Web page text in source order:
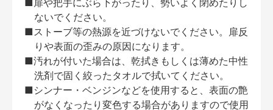
■扉や把手にぶら下がったり、勢いよく閉めたりし
ないでください。
■ストーブ等の熱源を近づけないでください。扉反
りや表面の歪みの原因になります。
■汚れが付いた場合は、乾拭きもしくは薄めた中性
洗剤で固く絞ったタオルで拭いてください。
■シンナー・ベンジンなどを使用すると、表面の艶
がなくなったり変色する場合がありますので使用